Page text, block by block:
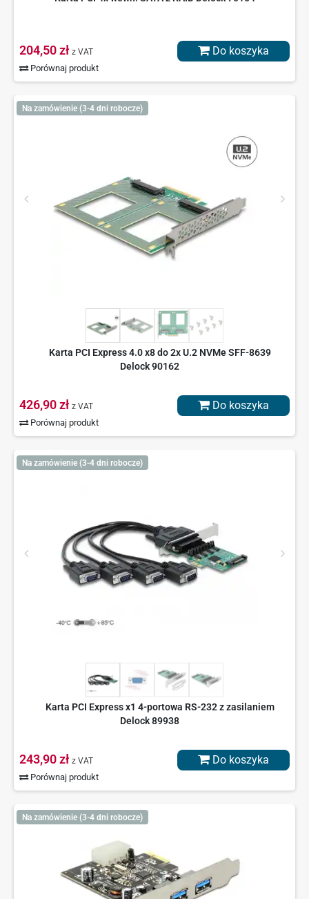
204,50 zł z VAT
Porównaj produkt
Do koszyka
Na zamówienie (3-4 dni robocze)
Karta PCI Express 4.0 x8 do 2x U.2 NVMe SFF-8639
Delock 90162
426,90 zł z VAT
Porównaj produkt
Do koszyka
Na zamówienie (3-4 dni robocze)
Karta PCI Express x1 4-portowa RS-232 z zasilaniem
Delock 89938
243,90 zł z VAT
Porównaj produkt
Do koszyka
Na zamówienie (3-4 dni robocze)